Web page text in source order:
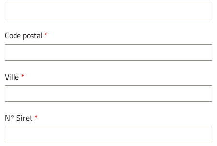
Code postal *
Ville *
N° Siret *